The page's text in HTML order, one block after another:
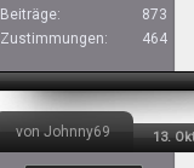
Beiträge:
873
Zustimmungen:
464
von Johnny69 13.